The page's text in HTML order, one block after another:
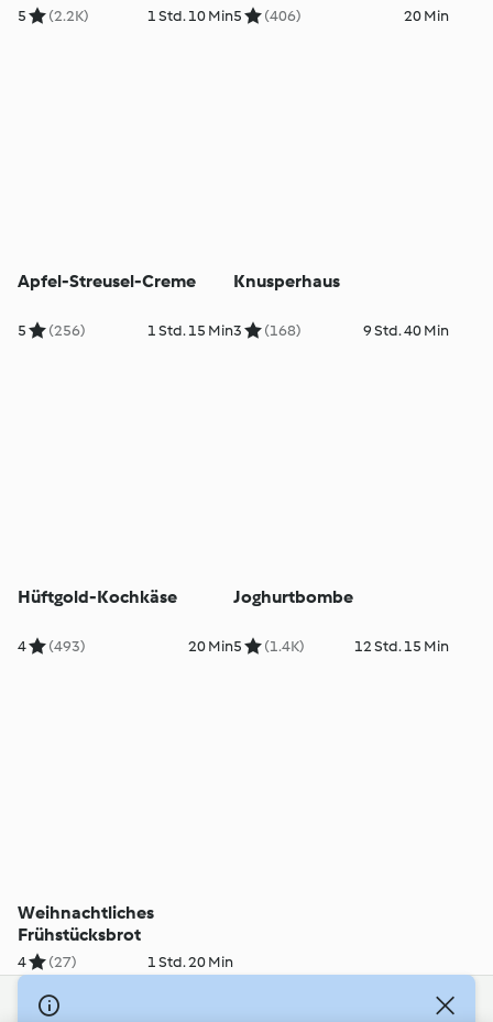
5 (2.2K) 1 Std. 10 Min5 (406) 20 Min
Apfel-Streusel-Creme
5 (256) 1 Std. 15 Min
Knusperhaus
3 (168) 9 Std. 40 Min
Hüftgold-Kochkäse
4 (493) 20 Min
Joghurtbombe
5 (1.4K) 12 Std. 15 Min
Weihnachtliches
Frühstücksbrot
4 (27) 1 Std. 20 Min
© Copyright 2026